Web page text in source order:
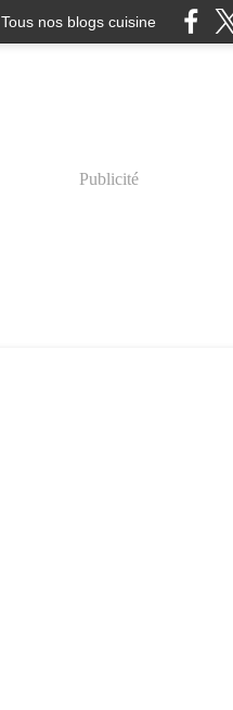
Tous nos blogs cuisine
Publicité